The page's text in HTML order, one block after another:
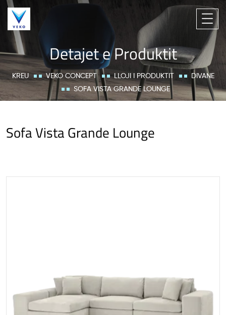
Detajet e Produktit
KREU VEKO CONCEPT LLOJI I PRODUKTIT
DIVANE
SOFA VISTA GRANDE LOUNGE
Sofa Vista Grande Lounge